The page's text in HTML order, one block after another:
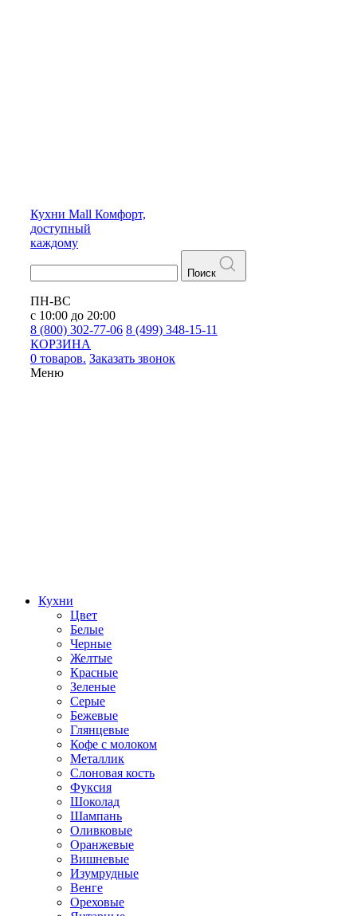
Кухни Mall Комфорт,
доступный
каждому
Поиск
ПН-ВС
с 10:00 до 20:00
8 (800) 302-77-06 8 (499) 348-15-11
КОРЗИНА
0 товаров. Заказать звонок
Меню
Кухни
Цвет
Белые
Черные
Желтые
Красные
Зеленые
Серые
Бежевые
Глянцевые
Кофе с молоком
Металлик
Слоновая кость
Фуксия
Шоколад
Шампань
Оливковые
Оранжевые
Вишневые
Изумрудные
Венге
Ореховые